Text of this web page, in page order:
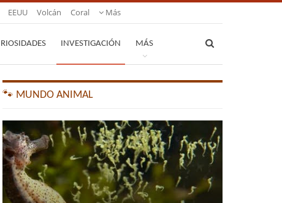
EEUU Volcán Coral Más
INVESTIGACIÓN MÁS
🐾 MUNDO ANIMAL